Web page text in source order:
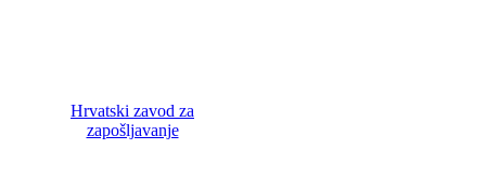
Hrvatski zavod za
zapošljavanje